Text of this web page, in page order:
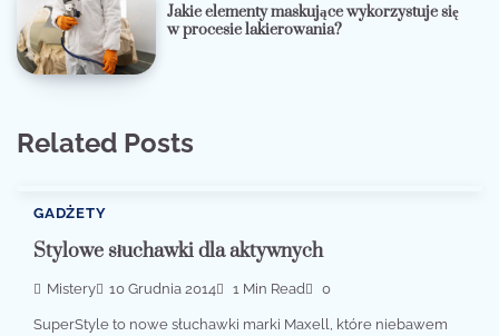
Jakie elementy maskujące wykorzystuje się
w procesie lakierowania?
Related Posts
GADŻETY
Stylowe słuchawki dla aktywnych
Mistery 10 Grudnia 2014 1 Min Read 0
SuperStyle to nowe słuchawki marki Maxell, które niebawem